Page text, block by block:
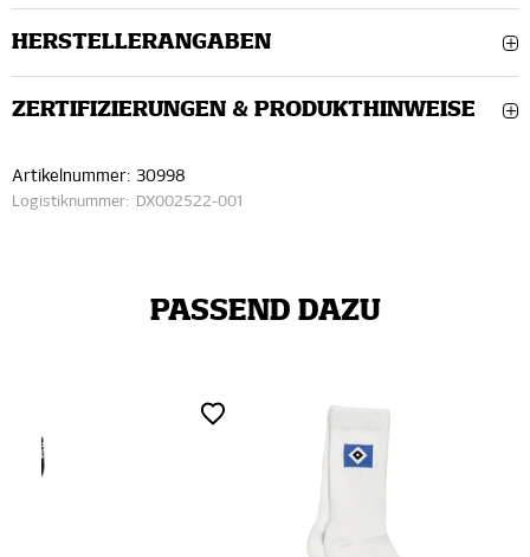
HERSTELLERANGABEN
ZERTIFIZIERUNGEN & PRODUKTHINWEISE
Artikelnummer: 30998
Logistiknummer: DX002522-001
PASSEND DAZU